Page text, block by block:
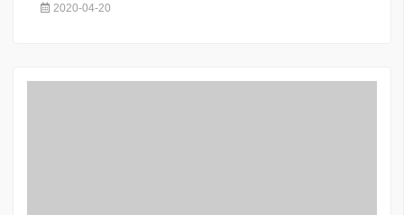
2020-04-20